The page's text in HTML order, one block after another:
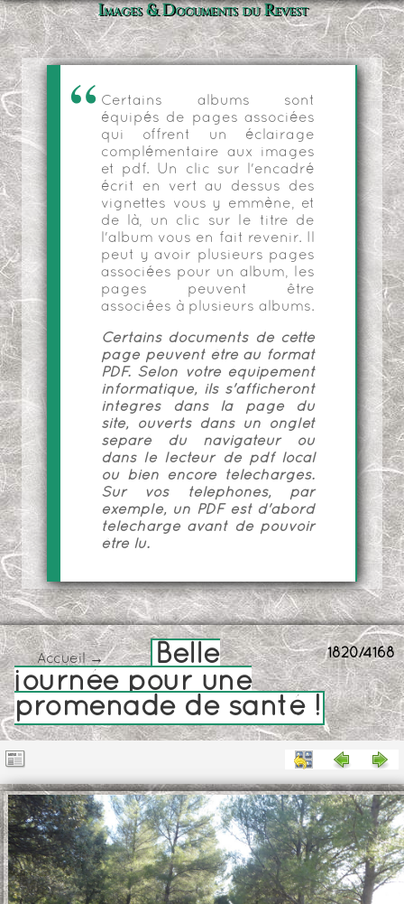
Images & Documents du Revest
Certains albums sont
équipés de pages associées
qui offrent un éclairage
complémentaire aux images
et pdf. Un clic sur l'encadré
écrit en vert au dessus des
vignettes vous y emmène, et
de là, un clic sur le titre de
l'album vous en fait revenir. Il
peut y avoir plusieurs pages
associées pour un album, les
pages peuvent être
associées à plusieurs albums.
Certains documents de cette
page peuvent être au format
PDF. Selon votre équipement
informatique, ils s'afficheront
intégrés dans la page du
site, ouverts dans un onglet
séparé du navigateur ou
dans le lecteur de pdf local
ou bien encore téléchargés.
Sur vos téléphones, par
exemple, un PDF est d'abord
téléchargé avant de pouvoir
être lu.
1820/4168
Accueil→
Belle
journée pour une
promenade de santé !